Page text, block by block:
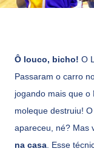
Ô louco, bicho! O
Passaram o carro
jogando mais que o
moleque destruiu!
apareceu, né? Mas
na casa . Esse